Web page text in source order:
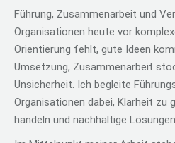
Führung, Zusammenarbeit und
Organisationen heute vor
Orientierung fehlt, gute Ideen
Umsetzung, Zusammenarbeit
Unsicherheit. Ich begleite
Organisationen dabei, Klarheit zu
handeln und nachhaltige